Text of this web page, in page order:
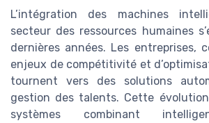
L’intégration des machines
secteur des ressources humaines
dernières années. Les entreprises,
enjeux de compétitivité et
tournent vers des solutions
gestion des talents. Cette évolution
systèmes combinant